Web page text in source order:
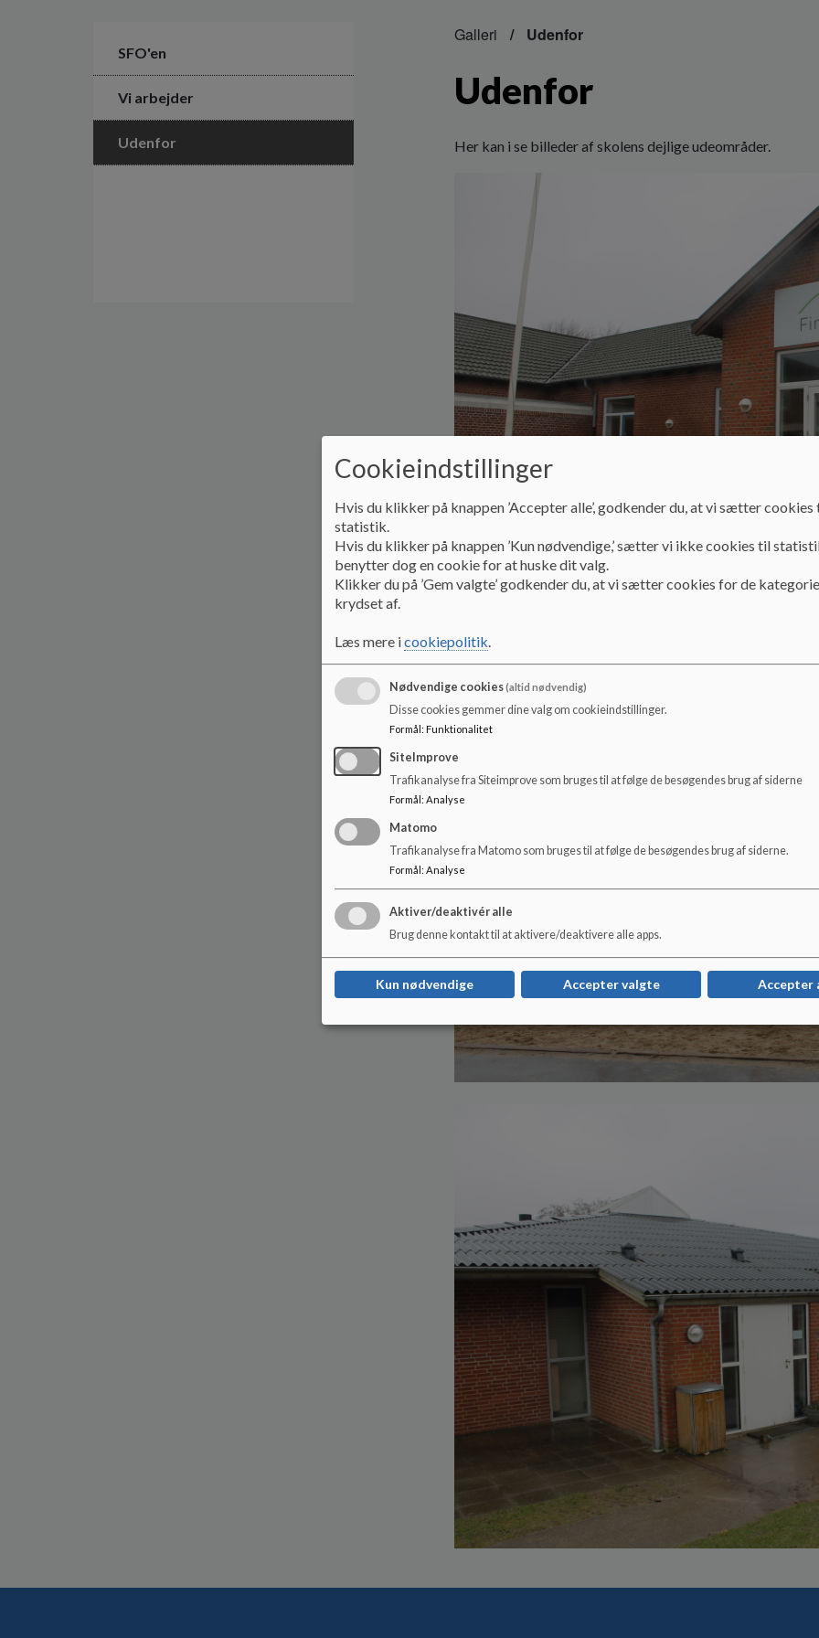
SFO'en
Vi arbejder
Udenfor
Galleri Udenfor
Udenfor
Her kan i se billeder af skolens dejlige udeområder.
Cookieindstillinger
Hvis du klikker på knappen ’Accepter alle’, godkender du, at vi sætter
statistik.
Hvis du klikker på knappen ’Kun nødvendige,’ sætter vi ikke cookies til
benytter dog en cookie for at huske dit valg.
Klikker du på ’Gem valgte’ godkender du, at vi sætter cookies for de
krydset af.
Læs mere icookiepolitik.
Nødvendige cookies(altid nødvendig)
Disse cookies gemmer dine valg om cookieindstillinger.
Formål : Funktionalitet
SiteImprove
Trafikanalyse fra Siteimprove som bruges til at følge de besøgendes brug af siderne
Formål : Analyse
Matomo
Trafikanalyse fra Matomo som bruges til at følge de besøgendes brug af siderne.
Formål: Analyse
Aktiver/deaktivér alle
Brug denne kontakt til at aktivere/deaktivere alle apps.
Kun nødvendige Accepter valgte Accepter